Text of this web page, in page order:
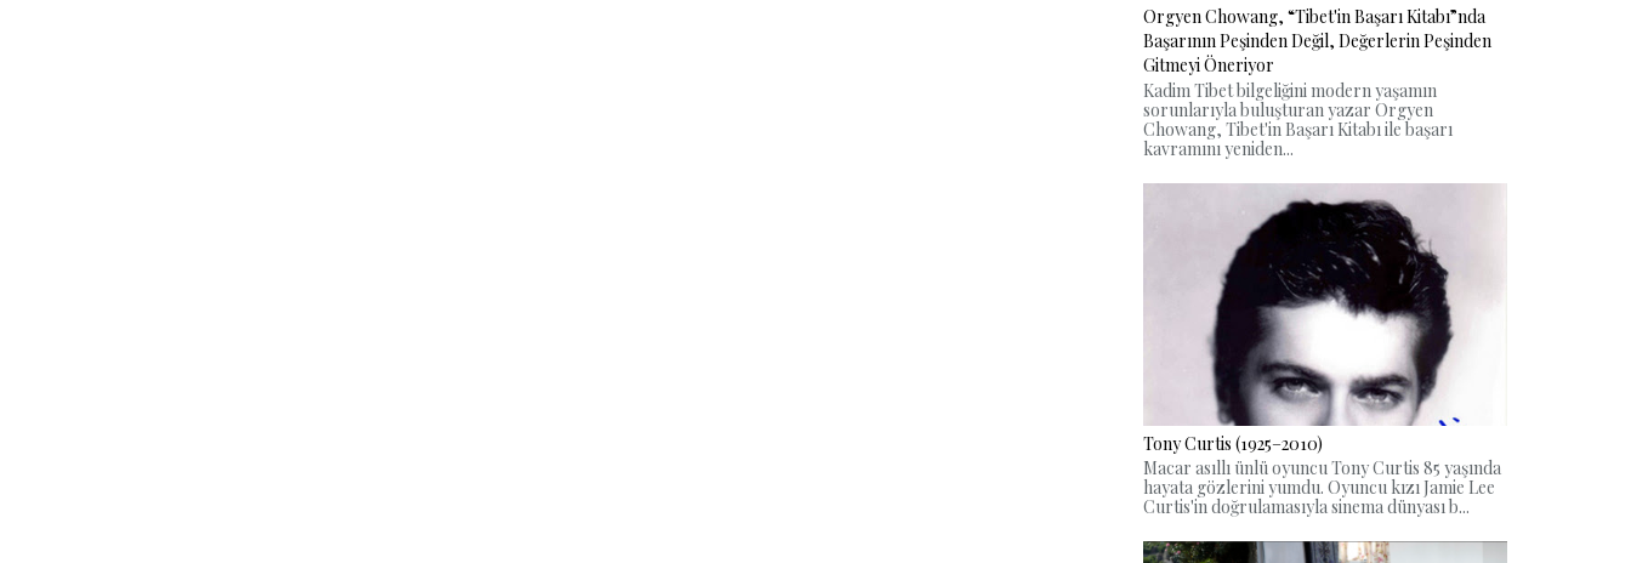
Orgyen Chowang, “Tibet'in Başarı Kitabı”nda
Başarının Peşinden Değil, Değerlerin Peşinden
Gitmeyi Öneriyor
Kadim Tibet bilgeliğini modern yaşamın
sorunlarıyla buluşturan yazar Orgyen
Chowang, Tibet'in Başarı Kitabı ile başarı
kavramını yeniden...
Tony Curtis (1925–2010)
Macar asıllı ünlü oyuncu Tony Curtis 85 yaşında
hayata gözlerini yumdu. Oyuncu kızı Jamie Lee
Curtis'in doğrulamasıyla sinema dünyası b...